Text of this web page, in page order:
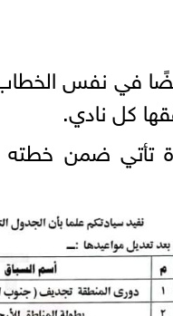
أيضًا في نفس
كل نادي.
ضمن خطته